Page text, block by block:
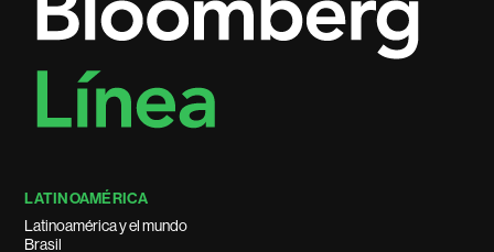
LATINOAMÉRICA
Latinoamérica y el mundo
Brasil